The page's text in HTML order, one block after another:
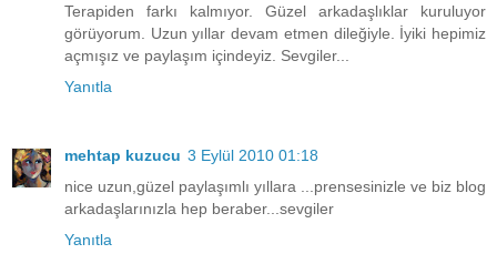
Terapiden farkı kalmıyor. Güzel arkadaşlıklar kuruluyor
görüyorum. Uzun yıllar devam etmen dileğiyle. İyiki hepimiz
açmışız ve paylaşım içindeyiz. Sevgiler...
Yanıtla
mehtap kuzucu 3 Eylül 2010 01:18
nice uzun,güzel paylaşımlı yıllara ...prensesinizle ve biz blog
arkadaşlarınızla hep beraber...sevgiler
Yanıtla